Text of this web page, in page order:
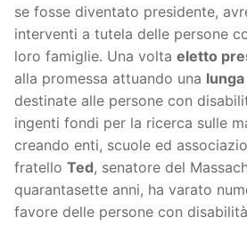
se fosse diventato presidente,
interventi a tutela delle persone
loro famiglie. Una volta eletto
alla promessa attuando una
destinate alle persone con
ingenti fondi per la ricerca sulle
creando enti, scuole ed
fratello Ted, senatore del
quarantasette anni, ha varato
favore delle persone con